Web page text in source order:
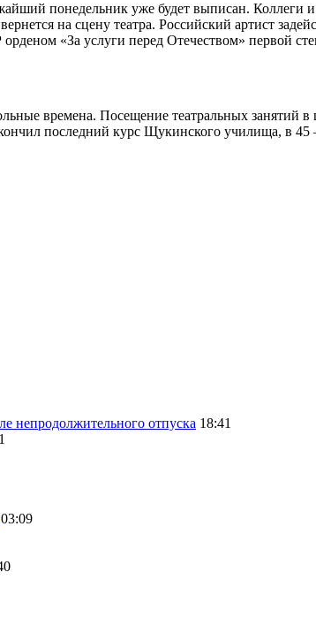
понедельник уже будет выписан. Коллеги
на сцену театра. Российский артист
«За услуги перед Отечеством» первой
времена. Посещение театральных занятий
последний курс Щукинского училища, в 45
непродолжительного отпуска 18:41
03:09